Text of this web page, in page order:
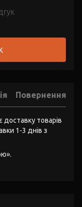
Повернення
доставку товарів
1-3 днів з